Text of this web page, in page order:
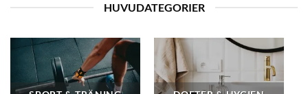
HUVUDATEGORIER